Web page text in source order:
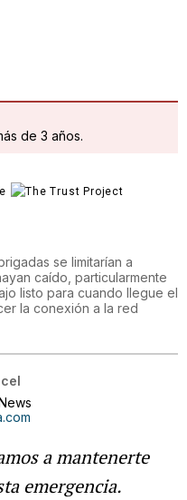
de 3 años.
se limitarían a
caído, particularmente
listo para cuando llegue el
la conexión a la red
a mantenerte
emergencia.